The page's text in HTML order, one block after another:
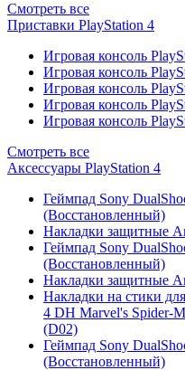
Смотреть все
Приставки PlayStation 4
Игровая консоль
Игровая консоль
Игровая консоль
Игровая консоль
Игровая консоль
Смотреть все
Аксессуары PlayStation 4
Геймпад Sony
(Восстановленный)
Накладки защитные
Геймпад Sony
(Восстановленный)
Накладки защитные
Накладки на стики
4 DH Marvel's Spider-
(D02)
Геймпад Sony
(Восстановленный)